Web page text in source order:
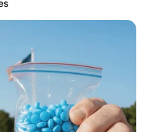
mobilização
e Agentes de Combate às